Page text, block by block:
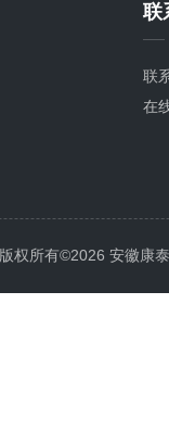
联
联
在
版权所有©2026 安徽康